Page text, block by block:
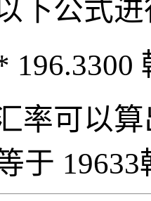
下公式
196.3300
率可以
于